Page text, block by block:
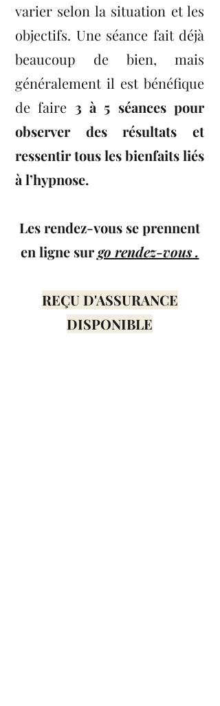
varier selon la situation et les
objectifs. Une séance fait déjà
beaucoup de bien, mais
généralement il est bénéfique
de faire 3 à 5 séances pour
observer des résultats et
ressentir tous les bienfaits liés
à l’hypnose.
Les rendez-vous se prennent
en ligne surgo rendez-vous .
REÇU D'ASSURANCE
DISPONIBLE